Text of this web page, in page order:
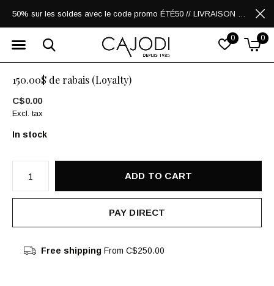
0 0
50% sur les soldes avec le code promo ÉTÉ50 // LIVRAISON GRATUITE POUR LES ACHATS DE 250$ ET PLUS
150.00$ de rabais (Loyalty)
C$0.00
Excl. tax
In stock
ADD TO CART
PAY DIRECT
Free shipping From C$250.00